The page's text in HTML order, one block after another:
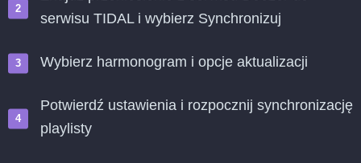
serwisu TIDAL i wybierz Synchronizuj
Wybierz harmonogram i opcje aktualizacji
Potwierdź ustawienia i rozpocznij synchronizację
playlisty